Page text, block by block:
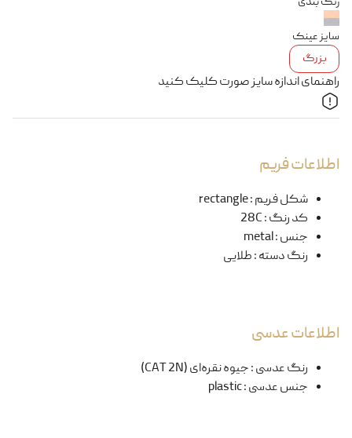
سایز عینک
بزرگ
راهنمای اندازه سایز صورت کلیک کنید
اطلاعات فریم
شکل فریم:
rectangle
کد رنگ:
28C
جنس:
metal
رنگ دسته:طلایی
اطلاعات عدسی
رنگ عدسی:جیوه نقره‌ای (CAT 2N)
جنس عدسی:
plastic